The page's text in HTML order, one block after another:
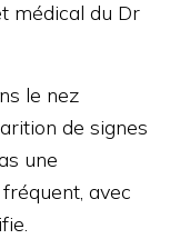
médical du Dr
le nez
de signes
une
avec